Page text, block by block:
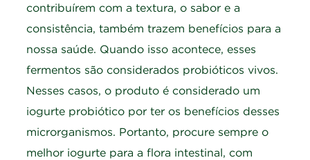
contribuírem com a textura, o sabor e a
consistência, também trazem benefícios para a
nossa saúde. Quando isso acontece, esses
fermentos são considerados probióticos vivos.
Nesses casos, o produto é considerado um
iogurte probiótico por ter os benefícios desses
microrganismos. Portanto, procure sempre o
melhor iogurte para a flora intestinal, com